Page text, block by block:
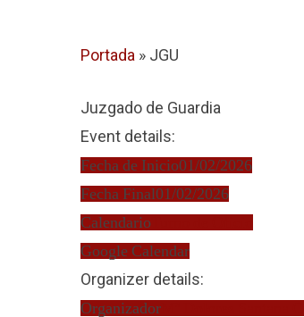
Portada » JGU
Juzgado de Guardia
Event details:
Fecha de Inicio01/02/2026
Fecha Final01/02/2026
Calendario
Google Calendar
Organizer details:
Organizador